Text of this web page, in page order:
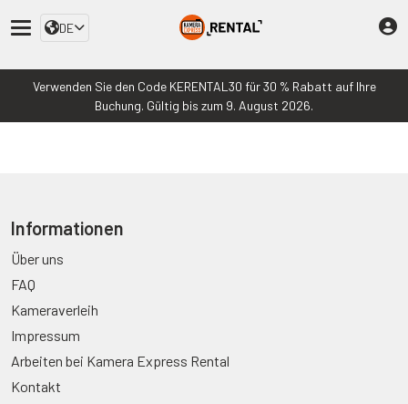
DE
Verwenden Sie den Code KERENTAL30 für 30 % Rabatt auf Ihre
Buchung. Gültig bis zum 9. August 2026.
Informationen
Über uns
FAQ
Kameraverleih
Impressum
Arbeiten bei Kamera Express Rental
Kontakt